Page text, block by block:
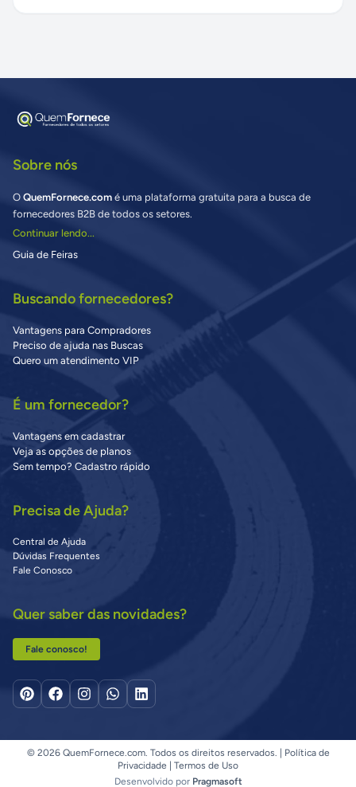
Sobre nós
O QuemFornece.com é uma plataforma gratuita para a busca de
fornecedores B2B de todos os setores.
Continuar lendo...
Guia de Feiras
Buscando fornecedores?
Vantagens para Compradores
Preciso de ajuda nas Buscas
Quero um atendimento VIP
É um fornecedor?
Vantagens em cadastrar
Veja as opções de planos
Sem tempo? Cadastro rápido
Precisa de Ajuda?
Central de Ajuda
Dúvidas Frequentes
Fale Conosco
Quer saber das novidades?
Fale conosco!
© 2026 QuemFornece.com. Todos os direitos reservados. |
Política de
Privacidade
Termos de Uso
Desenvolvido por Pragmasoft